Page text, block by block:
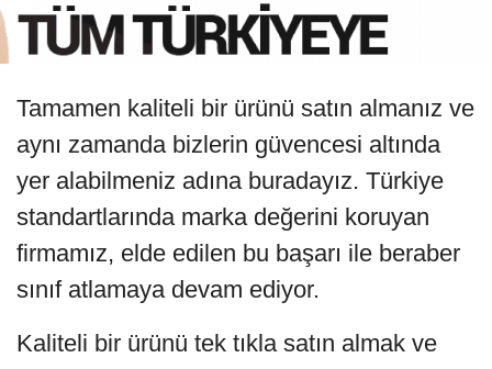
Tamamen kaliteli bir ürünü satın almanız ve
aynı zamanda bizlerin güvencesi altında
yer alabilmeniz adına buradayız. Türkiye
standartlarında marka değerini koruyan
firmamız, elde edilen bu başarı ile beraber
sınıf atlamaya devam ediyor.
Kaliteli bir ürünü tek tıkla satın almak ve